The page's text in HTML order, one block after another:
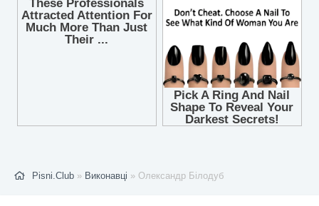
Pisni.Club » Виконавці » Олександр Білодуб